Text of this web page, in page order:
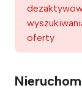
oferty